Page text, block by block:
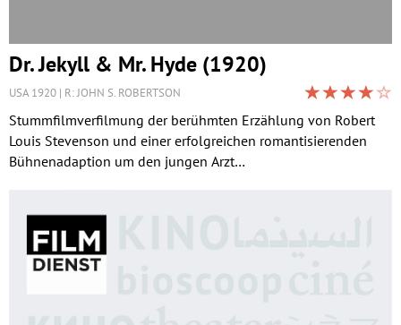
Dr. Jekyll & Mr. Hyde (1920)
USA 1920 R: JOHN S. ROBERTSON
Stummfilmverfilmung der berühmten Erzählung von Robert
Louis Stevenson und einer erfolgreichen romantisierenden
Bühnenadaption um den jungen Arzt…